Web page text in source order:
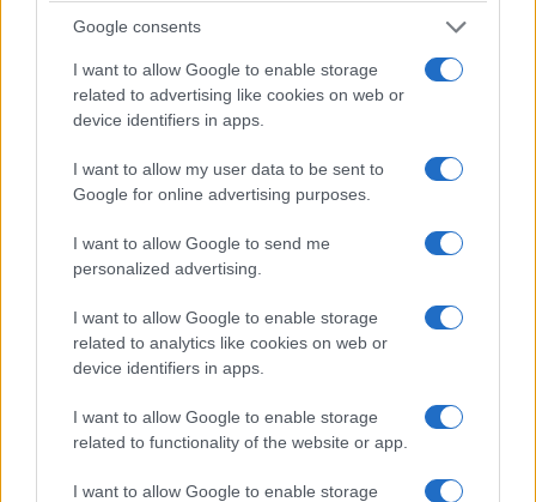
Google consents
I want to allow Google to enable storage
related to advertising like cookies on web or
device identifiers in apps.
I want to allow my user data to be sent to
Google for online advertising purposes.
I want to allow Google to send me
personalized advertising.
I want to allow Google to enable storage
related to analytics like cookies on web or
device identifiers in apps.
I want to allow Google to enable storage
related to functionality of the website or app.
I want to allow Google to enable storage
την παρουσία τους στη διοργάνωση, παλεύουν και διεκδικούν
την υπέρτατη …Διαβάστε Περισσότερα...
ΑΝΗΚΕΙ ΣΤΗΝ ΚΑΤΗΓΟΡΙΑ: UNCATEGORIZED
ΣΩΤΗΡΑΚΟΠΟΥΛΟΣ
15/05/2014